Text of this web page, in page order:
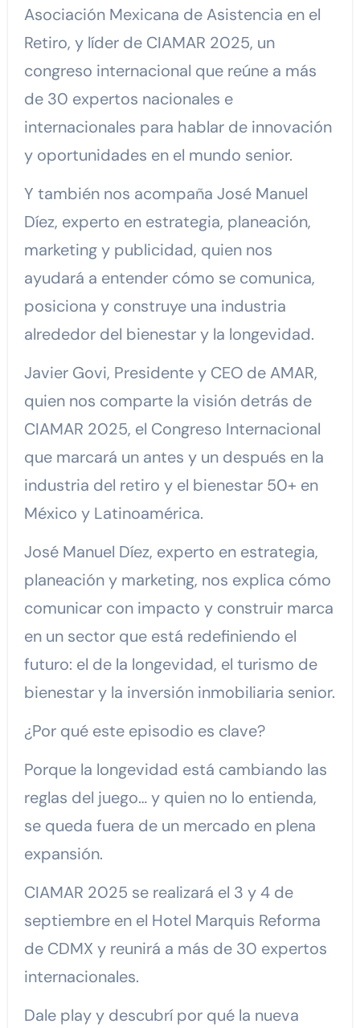
Asociación Mexicana de Asistencia en el
Retiro, y líder de CIAMAR 2025, un
congreso internacional que reúne a más
de 30 expertos nacionales e
internacionales para hablar de innovación
y oportunidades en el mundo senior.
Y también nos acompaña José Manuel
Díez, experto en estrategia, planeación,
marketing y publicidad, quien nos
ayudará a entender cómo se comunica,
posiciona y construye una industria
alrededor del bienestar y la longevidad.
Javier Govi, Presidente y CEO de AMAR,
quien nos comparte la visión detrás de
CIAMAR 2025, el Congreso Internacional
que marcará un antes y un después en la
industria del retiro y el bienestar 50+ en
México y Latinoamérica.
José Manuel Díez, experto en estrategia,
planeación y marketing, nos explica cómo
comunicar con impacto y construir marca
en un sector que está redefiniendo el
futuro: el de la longevidad, el turismo de
bienestar y la inversión inmobiliaria senior.
¿Por qué este episodio es clave?
Porque la longevidad está cambiando las
reglas del juego… y quien no lo entienda,
se queda fuera de un mercado en plena
expansión.
CIAMAR 2025 se realizará el 3 y 4 de
septiembre en el Hotel Marquis Reforma
de CDMX y reunirá a más de 30 expertos
internacionales.
Dale play y descubrí por qué la nueva